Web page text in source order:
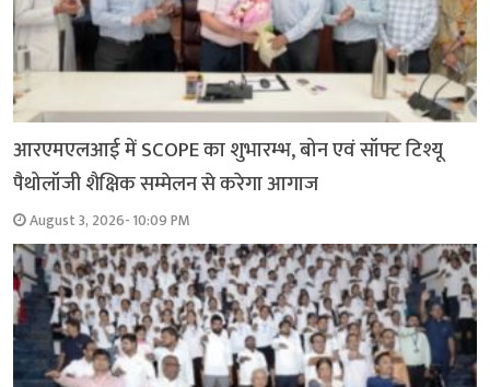
आरएमएलआई में SCOPE का शुभारम्भ, बोन एवं सॉफ्ट टिश्यू
पैथोलॉजी शैक्षिक सम्मेलन से करेगा आगाज
August 3, 2026- 10:09 PM